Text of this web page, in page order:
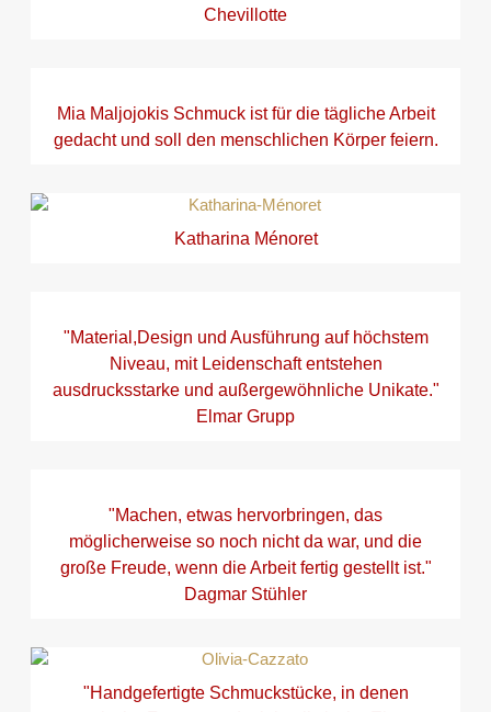
Chevillotte
Mia Maljojokis Schmuck ist für die tägliche Arbeit
gedacht und soll den menschlichen Körper feiern.
Katharina Ménoret
"Material,Design und Ausführung auf höchstem
Niveau, mit Leidenschaft entstehen
ausdrucksstarke und außergewöhnliche Unikate."
Elmar Grupp
"Machen, etwas hervorbringen, das
möglicherweise so noch nicht da war, und die
große Freude, wenn die Arbeit fertig gestellt ist."
Dagmar Stühler
"Handgefertigte Schmuckstücke, in denen